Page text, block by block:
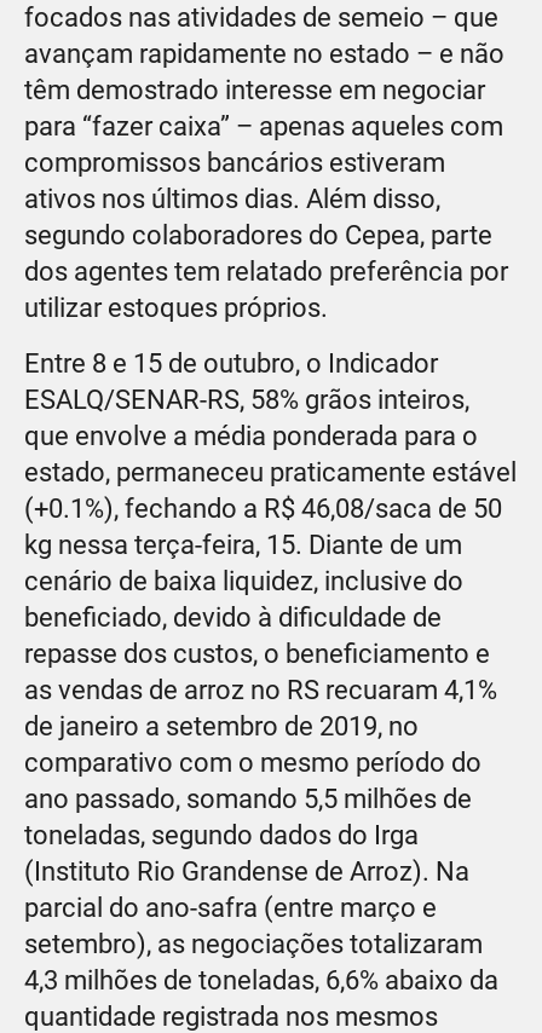
focados nas atividades de semeio – que
avançam rapidamente no estado – e não
têm demostrado interesse em negociar
para “fazer caixa” – apenas aqueles com
compromissos bancários estiveram
ativos nos últimos dias. Além disso,
segundo colaboradores do Cepea, parte
dos agentes tem relatado preferência por
utilizar estoques próprios.
Entre 8 e 15 de outubro, o Indicador
ESALQ/SENAR-RS, 58% grãos inteiros,
que envolve a média ponderada para o
estado, permaneceu praticamente estável
(+0.1%), fechando a R$ 46,08/saca de 50
kg nessa terça-feira, 15. Diante de um
cenário de baixa liquidez, inclusive do
beneficiado, devido à dificuldade de
repasse dos custos, o beneficiamento e
as vendas de arroz no RS recuaram 4,1%
de janeiro a setembro de 2019, no
comparativo com o mesmo período do
ano passado, somando 5,5 milhões de
toneladas, segundo dados do Irga
(Instituto Rio Grandense de Arroz). Na
parcial do ano-safra (entre março e
setembro), as negociações totalizaram
4,3 milhões de toneladas, 6,6% abaixo da
quantidade registrada nos mesmos